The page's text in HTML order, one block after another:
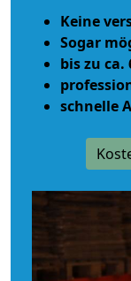
Keine
Sogar
bis zu ca.
schnelle